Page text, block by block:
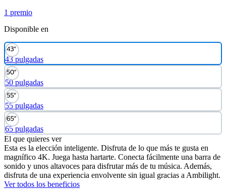
1 premio
Disponible en
43 pulgadas
50 pulgadas
55 pulgadas
65 pulgadas
El que quieres ver
Esta es la elección inteligente. Disfruta de lo que más te gusta en
magnífico 4K. Juega hasta hartarte. Conecta fácilmente una barra de
sonido y unos altavoces para disfrutar más de tu música. Además,
disfruta de una experiencia envolvente sin igual gracias a Ambilight.
Ver todos los beneficios